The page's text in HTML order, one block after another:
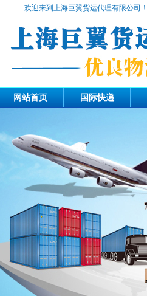
欢迎来到上海巨翼货运代理有限公司！
网站首页 国际快递